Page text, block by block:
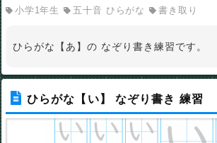
小学1年生 五十音 ひらがな 書き取り
ひらがな【あ】の なぞり書き練習です。
ひらがな【い】 なぞり書き 練習